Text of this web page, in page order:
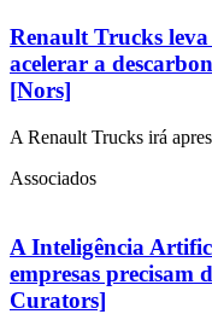
Renault Trucks
acelerar a
[Nors]
A Renault Trucks irá
Associados
A Inteligência
empresas precisam
Curators]